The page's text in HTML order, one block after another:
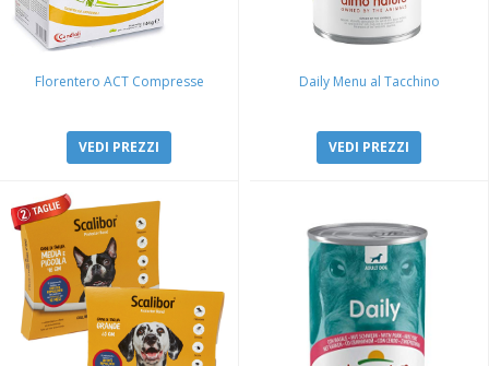
Florentero ACT Compresse
VEDI PREZZI
Daily Menu al Tacchino
VEDI PREZZI